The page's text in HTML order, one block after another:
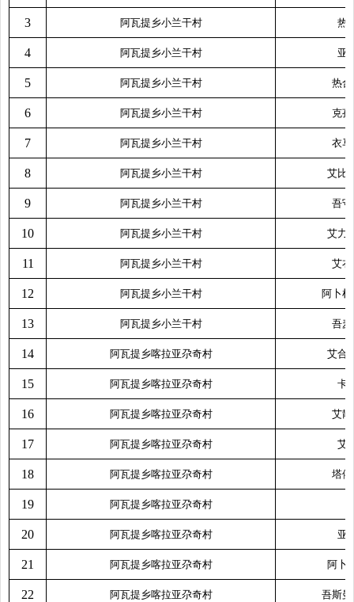
3 阿瓦提乡小兰干村 热
4 阿瓦提乡小兰干村 亚
5 阿瓦提乡小兰干村 热合
6 阿瓦提乡小兰干村 克孜
7 阿瓦提乡小兰干村 衣马
8 阿瓦提乡小兰干村 艾比
9 阿瓦提乡小兰干村 吾守
10 阿瓦提乡小兰干村 艾力
11 阿瓦提乡小兰干村 艾衣
12 阿瓦提乡小兰干村 阿卜杜
13 阿瓦提乡小兰干村 吾麦
14 阿瓦提乡喀拉亚尕奇村 艾合
15 阿瓦提乡喀拉亚尕奇村 卡
16 阿瓦提乡喀拉亚尕奇村 艾散
17 阿瓦提乡喀拉亚尕奇村 艾
18 阿瓦提乡喀拉亚尕奇村 塔依
19 阿瓦提乡喀拉亚尕奇村
20 阿瓦提乡喀拉亚尕奇村 亚
21 阿瓦提乡喀拉亚尕奇村 阿卜
22 阿瓦提乡喀拉亚尕奇村 吾斯曼